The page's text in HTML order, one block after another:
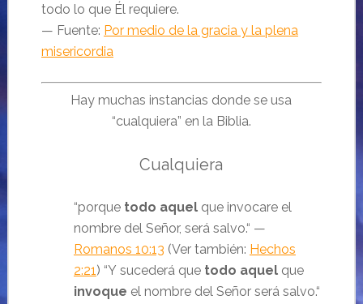
todo lo que Él requiere.
— Fuente: Por medio de la gracia y la plena
misericordia
Hay muchas instancias donde se usa
“cualquiera” en la Biblia.
Cualquiera
“porque todo aquelque invocare el
nombre del Señor, será salvo.“ —
Romanos 10:13 (Ver también: Hechos
2:21) “Y sucederá que todo aquelque
invoque el nombre del Señor será salvo.“